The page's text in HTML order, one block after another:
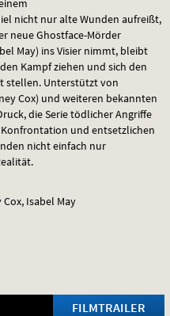
nicht nur alte Wunden aufreißt,
neue Ghostface-Mörder
May) ins Visier nimmt, bleibt
Kampf ziehen und sich den
stellen. Unterstützt von
Cox) und weiteren bekannten
die Serie tödlicher Angriffe
und entsetzlichen
nicht einfach nur
Isabel May
FILMTRAILER